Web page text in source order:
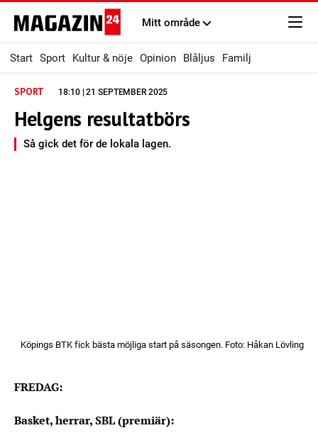
Mitt område
Start Sport Kultur & nöje Opinion Blåljus Familj
SPORT 18:10 | 21 SEPTEMBER 2025
Helgens resultatbörs
Så gick det för de lokala lagen.
Köpings BTK fick bästa möjliga start på säsongen. Foto: Håkan Lövling
FREDAG:
Basket, herrar, SBL (premiär):